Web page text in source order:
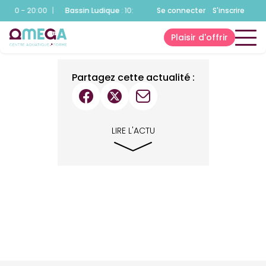
- 20:00 | Bassin Ludique:10:00 - 20:00 | Fitness 10:00 - 20:00
Se connecter S'inscrire
Plaisir d'offrir
Partagez cette actualité :
LIRE L'ACTU